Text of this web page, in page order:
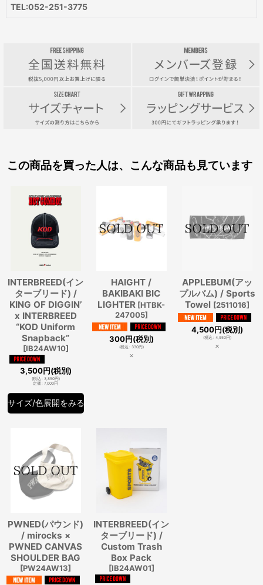
TEL:052-251-3775
この商品を買った人は、こんな商品も見ています
INTERBREED(イン
ターブリード) /
KING OF DIGGIN’
x INTERBREED
“KOD Uniform
Snapback”
[IB24AW10]
3,500円(税別)
(税込: 3,850円)
定価 : 7,000円
サイズ/色展開をみる
HAIGHT /
BAKIBAKI BIC
LIGHTER [HTBK-
247005]
300円(税別)
(税込: 330円)
×
APPLEBUM(アッ
プルバム) / Sports
Towel [2511016]
4,500円(税別)
(税込: 4,950円)
×
PWNED(パウンド)
/ mirocks ×
PWNED CANVAS
SHOULDER BAG
[PW24AW13]
INTERBREED(イン
ターブリード) /
Custom Trash
Box Pack
[IB24AW01]